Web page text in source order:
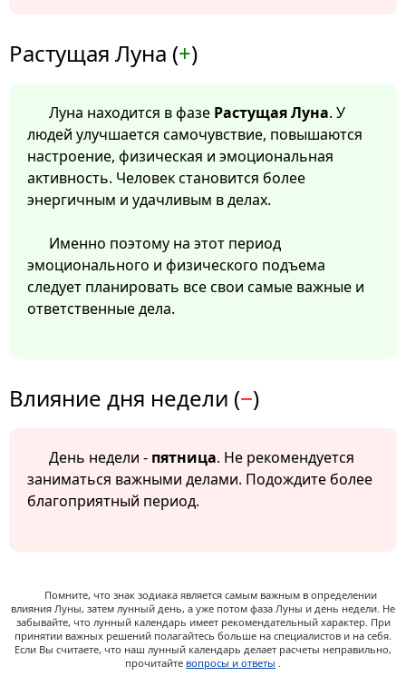
Растущая Луна (+)
Луна находится в фазе Растущая Луна. У
людей улучшается самочувствие, повышаются
настроение, физическая и эмоциональная
активность. Человек становится более
энергичным и удачливым в делах.
Именно поэтому на этот период
эмоционального и физического подъема
следует планировать все свои самые важные и
ответственные дела.
Влияние дня недели (−)
День недели - пятница. Не рекомендуется
заниматься важными делами. Подождите более
благоприятный период.
Помните, что знак зодиака является самым важным в определении
влияния Луны, затем лунный день, а уже потом фаза Луны и день недели. Не
забывайте, что лунный календарь имеет рекомендательный характер. При
принятии важных решений полагайтесь больше на специалистов и на себя.
Если Вы считаете, что наш лунный календарь делает расчеты неправильно,
прочитайте вопросы и ответы .